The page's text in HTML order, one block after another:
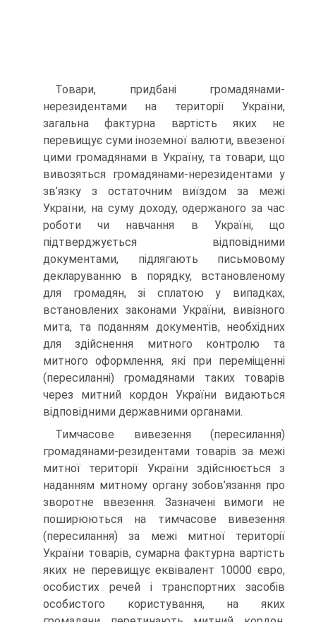
Товари, придбані громадянами-
нерезидентами на території України,
загальна фактурна вартість яких не
перевищує суми іноземної валюти, ввезеної
цими громадянами в Україну, та товари, що
вивозяться громадянами-нерезидентами у
зв’язку з остаточним виїздом за межі
України, на суму доходу, одержаного за час
роботи чи навчання в Україні, що
підтверджується відповідними
документами, підлягають письмовому
декларуванню в порядку, встановленому
для громадян, зі сплатою у випадках,
встановлених законами України, вивізного
мита, та поданням документів, необхідних
для здійснення митного контролю та
митного оформлення, які при переміщенні
(пересиланні) громадянами таких товарів
через митний кордон України видаються
відповідними державними органами.
Тимчасове вивезення (пересилання)
громадянами-резидентами товарів за межі
митної території України здійснюється з
наданням митному органу зобов’язання про
зворотне ввезення. Зазначені вимоги не
поширюються на тимчасове вивезення
(пересилання) за межі митної території
України товарів, сумарна фактурна вартість
яких не перевищує еквівалент 10000 євро,
особистих речей і транспортних засобів
особистого користування, на яких